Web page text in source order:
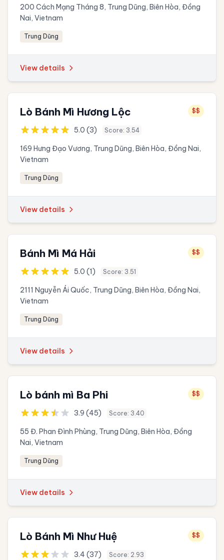
200 Cách Mạng Tháng 8, Trung Dũng, Biên Hòa, Đồng
Nai, Vietnam
Trung Dũng
View details
Lò Bánh Mì Hương Lộc $$
5.0 (3) Score: 3.54
169 Hưng Đạo Vương, Trung Dũng, Biên Hòa, Đồng Nai,
Vietnam
Trung Dũng
View details
Bánh Mì Má Hải $$
5.0 (1) Score: 3.51
2111 Nguyễn Ái Quốc, Trung Dũng, Biên Hòa, Đồng Nai,
Vietnam
Trung Dũng
View details
Lò bánh mì Ba Phi $$
3.9 (45) Score: 3.40
55 Đ. Phan Đình Phùng, Trung Dũng, Biên Hòa, Đồng
Nai, Vietnam
Trung Dũng
View details
Lò Bánh Mì Như Huệ $$
3.4 (37) Score: 2.93